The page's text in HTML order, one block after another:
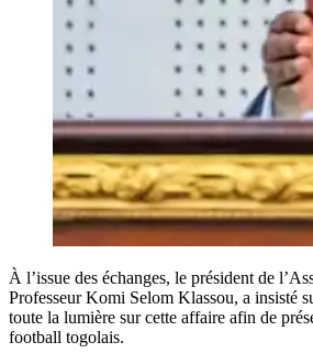
À l’issue des échanges, le président de
Professeur Komi Selom Klassou, a insisté
toute la lumière sur cette affaire afin de
football togolais.